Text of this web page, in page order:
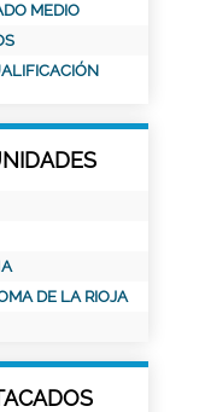
MEDIO
DE LA RIOJA